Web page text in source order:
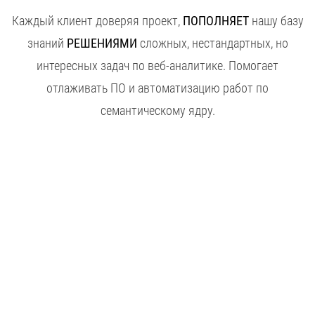
Каждый клиент доверяя проект, ПОПОЛНЯЕТнашу базу
знаний РЕШЕНИЯМИ сложных, нестандартных, но
интересных задач по веб-аналитике. Помогает
отлаживать ПО и автоматизацию работ по
семантическому ядру.